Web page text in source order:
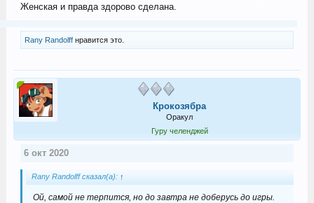
Женская и правда здорово сделана.
Rany Randolffнравится это.
Крокозябра
Оракул
Гуру челенджей
6 окт 2020
Rany Randolff сказал(а): ↑
Ой, самой не терпится, но до завтра не доберусь до игры.